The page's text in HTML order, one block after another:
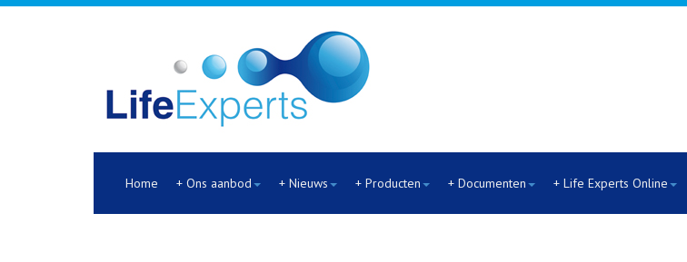
Home + Ons aanbod + Nieuws + Producten + Documenten + Life Experts Online